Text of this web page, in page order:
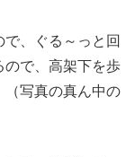
、ぐる～っと回
ので、高架下を歩
（写真の真ん中の